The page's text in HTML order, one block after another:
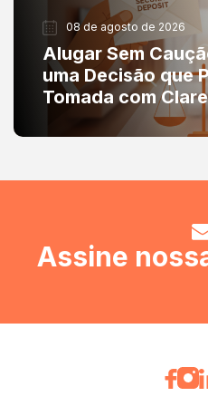
08 de agosto de 2026
Alugar Sem
uma Decisão que
Tomada com
Assine